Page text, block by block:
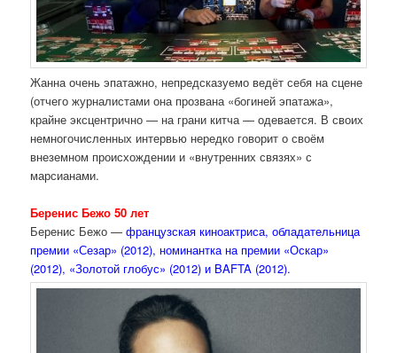
Жанна очень эпатажно, непредсказуемо ведёт себя на сцене
(отчего журналистами она прозвана «богиней эпатажа»,
крайне эксцентрично — на грани китча — одевается. В своих
немногочисленных интервью нередко говорит о своём
внеземном происхождении и «внутренних связях» с
марсианами.
Беренис Бежо 50 лет
Беренис Бежо —французская киноактриса, обладательница
премии «Сезар» (2012), номинантка на премии «Оскар»
(2012), «Золотой глобус» (2012) и BAFTA (2012).